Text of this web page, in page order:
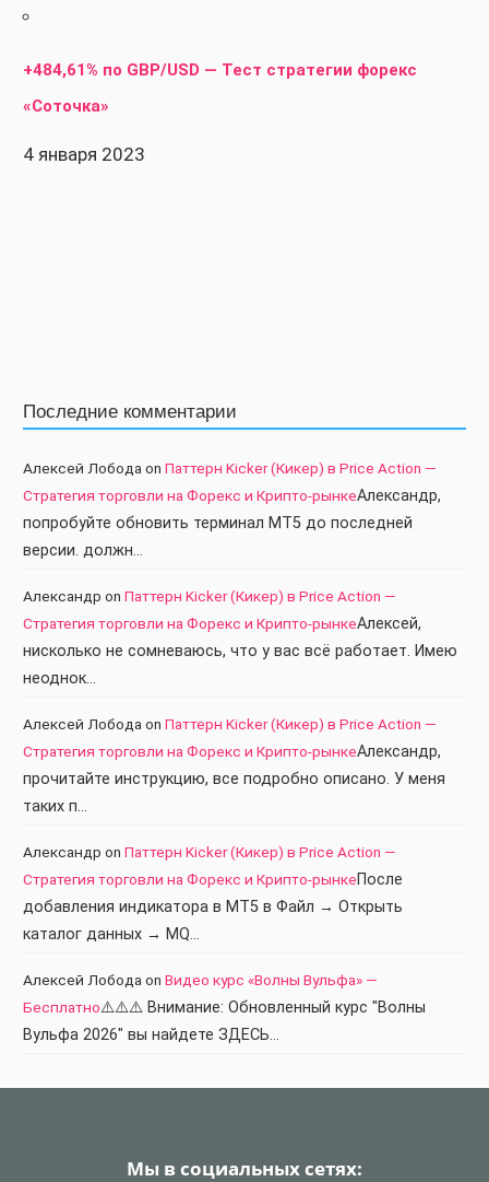
+484,61% по GBP/USD — Тест стратегии форекс
«Соточка»
4 января 2023
Последние комментарии
Алексей Лобода on Паттерн Kicker (Кикер) в Price Action —
Стратегия торговли на Форекс и Крипто-рынкеАлександр,
попробуйте обновить терминал МТ5 до последней
версии. должн…
Александр on Паттерн Kicker (Кикер) в Price Action —
Стратегия торговли на Форекс и Крипто-рынкеАлексей,
нисколько не сомневаюсь, что у вас всё работает. Имею
неоднок…
Алексей Лобода on Паттерн Kicker (Кикер) в Price Action —
Стратегия торговли на Форекс и Крипто-рынкеАлександр,
прочитайте инструкцию, все подробно описано. У меня
таких п…
Александр on Паттерн Kicker (Кикер) в Price Action —
Стратегия торговли на Форекс и Крипто-рынкеПосле
добавления индикатора в МТ5 в Файл → Открыть
каталог данных → MQ…
Алексей Лобода on Видео курс «Волны Вульфа» —
Бесплатно⚠️⚠️⚠️ Внимание: Обновленный курс "Волны
Вульфа 2026" вы найдете ЗДЕСЬ…
Мы в социальных сетях: